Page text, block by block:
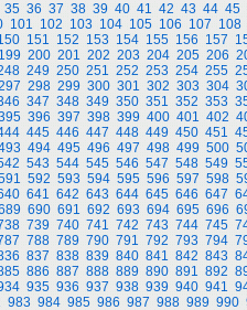
35 36 37 38 39 40 41 42 43 44 45
101 102 103 104 105 106 107 108
151 152 153 154 155 156 157
200 201 202 203 204 205 206
249 250 251 252 253 254 255
298 299 300 301 302 303 304
347 348 349 350 351 352 353
396 397 398 399 400 401 402
445 446 447 448 449 450 451
494 495 496 497 498 499 500
543 544 545 546 547 548 549
592 593 594 595 596 597 598
641 642 643 644 645 646 647
690 691 692 693 694 695 696
739 740 741 742 743 744 745
788 789 790 791 792 793 794
837 838 839 840 841 842 843
886 887 888 889 890 891 892
935 936 937 938 939 940 941
983 984 985 986 987 988 989 990